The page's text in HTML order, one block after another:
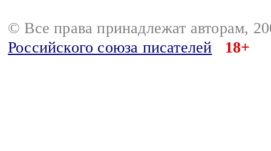
© Все права принадлежат авторам,
Российского союза писателей
18+